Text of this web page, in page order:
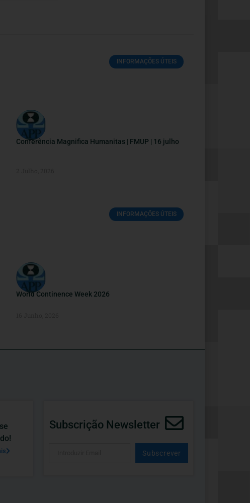
INFORMAÇÕES ÚTEIS
Conferência Magnifica Humanitas | FMUP | 16 julho
INFORMAÇÕES ÚTEIS
World Continence Week 2026
Subscrição Newsletter
Subscrever